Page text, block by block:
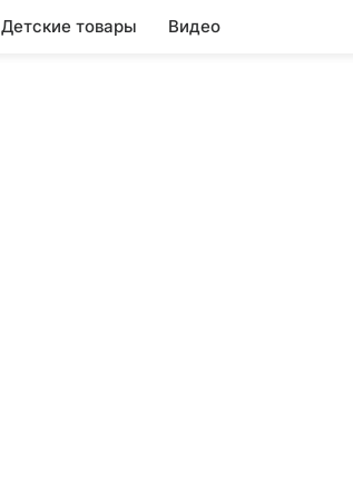
Детские товары Видео